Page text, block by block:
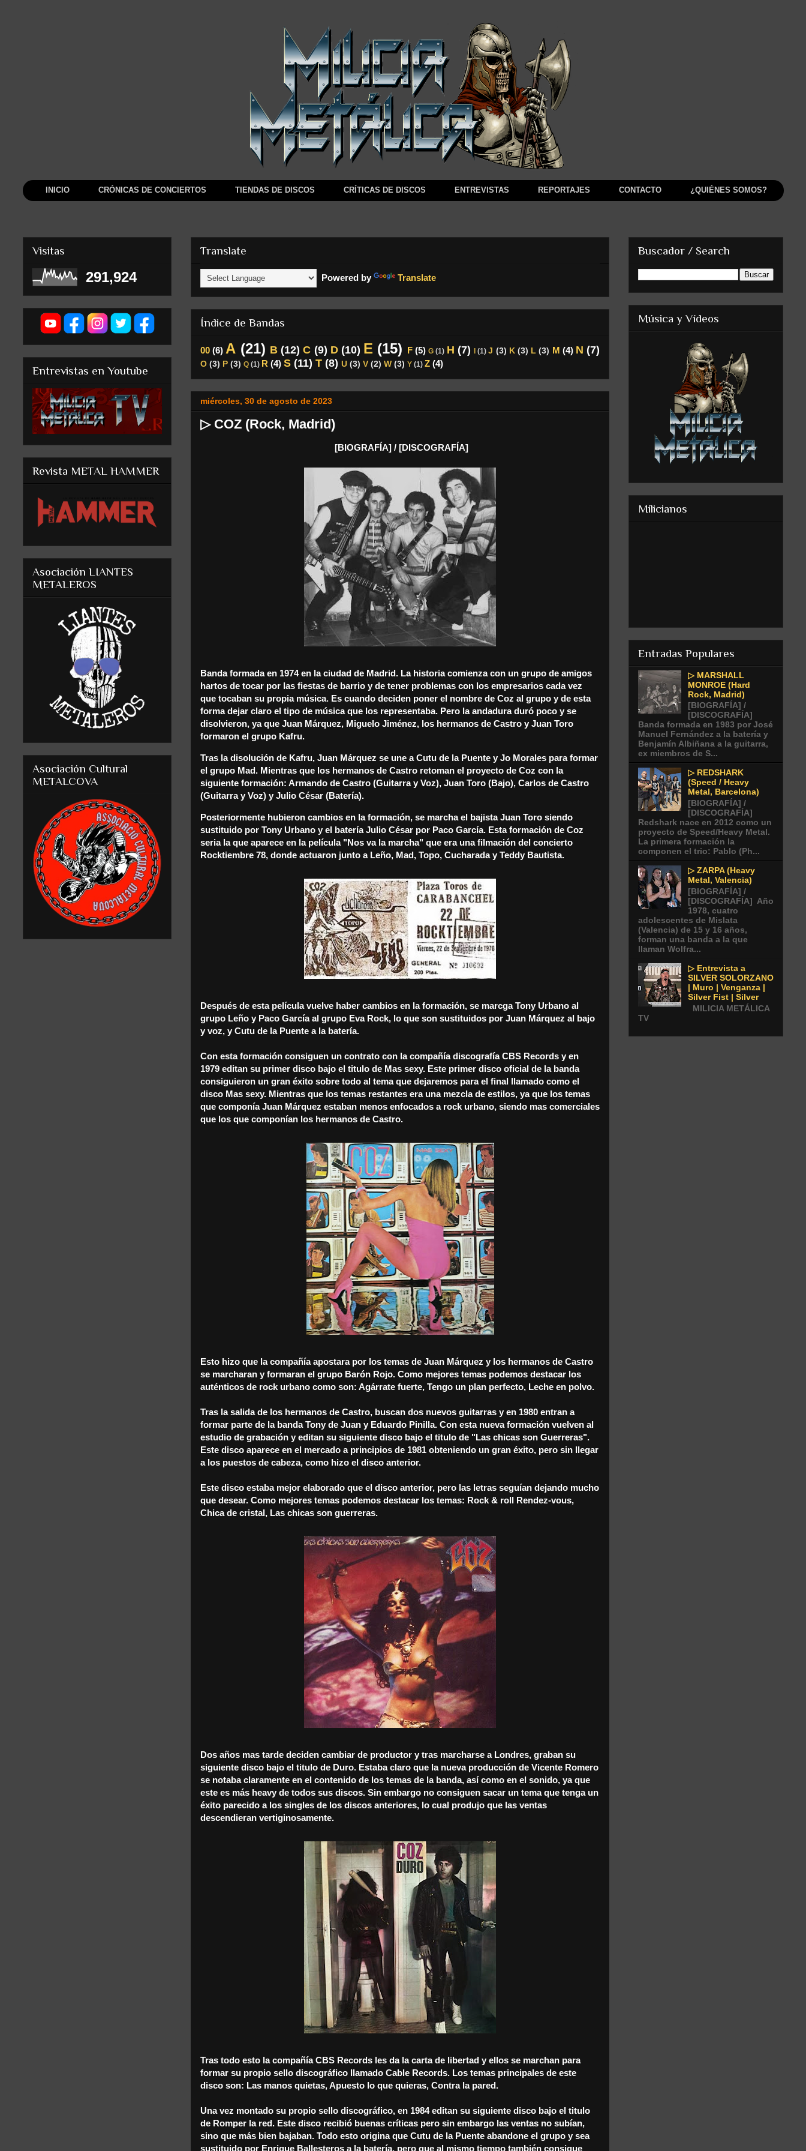
INICIO CRÓNICAS DE CONCIERTOS TIENDAS DE DISCOS CRÍTICAS DE DISCOS ENTREVISTAS REPORTAJES CONTACTO ¿QUIÉNES SOMOS?
Translate
Powered by Translate
Índice de Bandas
00 (6) A (21) B (12) C (9) D (10) E (15) F (5) G (1) H (7) I (1) J (3) K (3) L (3) M (4) N (7)
O (3) P (3) Q (1) R (4) S (11) T (8) U (3) V (2) W (3) Y (1) Z (4)
miércoles, 30 de agosto de 2023
▷ COZ (Rock, Madrid)
[BIOGRAFÍA] / [DISCOGRAFÍA]
Banda formada en 1974 en la ciudad de Madrid. La historia comienza con un grupo de amigos
hartos de tocar por las fiestas de barrio y de tener problemas con los empresarios cada vez
que tocaban su propia música. Es cuando deciden poner el nombre de Coz al grupo y de esta
forma dejar claro el tipo de música que los representaba. Pero la andadura duró poco y se
disolvieron, ya que Juan Márquez, Miguelo Jiménez, los hermanos de Castro y Juan Toro
formaron el grupo Kafru.
Tras la disolución de Kafru, Juan Márquez se une a Cutu de la Puente y Jo Morales para formar
el grupo Mad. Mientras que los hermanos de Castro retoman el proyecto de Coz con la
siguiente formación: Armando de Castro (Guitarra y Voz), Juan Toro (Bajo), Carlos de Castro
(Guitarra y Voz) y Julio César (Batería).
Posteriormente hubieron cambios en la formación, se marcha el bajista Juan Toro siendo
sustituido por Tony Urbano y el batería Julio César por Paco García. Esta formación de Coz
seria la que aparece en la película "Nos va la marcha" que era una filmación del concierto
Rocktiembre 78, donde actuaron junto a Leño, Mad, Topo, Cucharada y Teddy Bautista.
Después de esta película vuelve haber cambios en la formación, se marcga Tony Urbano al
grupo Leño y Paco García al grupo Eva Rock, lo que son sustituidos por Juan Márquez al bajo
y voz, y Cutu de la Puente a la batería.
Con esta formación consiguen un contrato con la compañía discografía CBS Records y en
1979 editan su primer disco bajo el titulo de Mas sexy. Este primer disco oficial de la banda
consiguieron un gran éxito sobre todo al tema que dejaremos para el final llamado como el
disco Mas sexy. Mientras que los temas restantes era una mezcla de estilos, ya que los temas
que componía Juan Márquez estaban menos enfocados a rock urbano, siendo mas comerciales
que los que componían los hermanos de Castro.
Esto hizo que la compañía apostara por los temas de Juan Márquez y los hermanos de Castro
se marcharan y formaran el grupo Barón Rojo. Como mejores temas podemos destacar los
auténticos de rock urbano como son: Agárrate fuerte, Tengo un plan perfecto, Leche en polvo.
Tras la salida de los hermanos de Castro, buscan dos nuevos guitarras y en 1980 entran a
formar parte de la banda Tony de Juan y Eduardo Pinilla. Con esta nueva formación vuelven al
estudio de grabación y editan su siguiente disco bajo el titulo de "Las chicas son Guerreras".
Este disco aparece en el mercado a principios de 1981 obteniendo un gran éxito, pero sin llegar
a los puestos de cabeza, como hizo el disco anterior.
Este disco estaba mejor elaborado que el disco anterior, pero las letras seguían dejando mucho
que desear. Como mejores temas podemos destacar los temas: Rock & roll Rendez-vous,
Chica de cristal, Las chicas son guerreras.
Dos años mas tarde deciden cambiar de productor y tras marcharse a Londres, graban su
siguiente disco bajo el titulo de Duro. Estaba claro que la nueva producción de Vicente Romero
se notaba claramente en el contenido de los temas de la banda, así como en el sonido, ya que
este es más heavy de todos sus discos. Sin embargo no consiguen sacar un tema que tenga un
éxito parecido a los singles de los discos anteriores, lo cual produjo que las ventas
descendieran vertiginosamente.
Tras todo esto la compañía CBS Records les da la carta de libertad y ellos se marchan para
formar su propio sello discográfico llamado Cable Records. Los temas principales de este
disco son: Las manos quietas, Apuesto lo que quieras, Contra la pared.
Una vez montado su propio sello discográfico, en 1984 editan su siguiente disco bajo el titulo
de Romper la red. Este disco recibió buenas críticas pero sin embargo las ventas no subían,
sino que más bien bajaban. Todo esto origina que Cutu de la Puente abandone el grupo y sea
sustituido por Enrique Ballesteros a la batería, pero que al mismo tiempo también consigue
Visitas
291,924
Entrevistas en Youtube
Revista METAL HAMMER
Asociación LIANTES
METALEROS
Asociación Cultural
METALCOVA
Buscador / Search
Música y Vídeos
Milicianos
Entradas Populares
▷ MARSHALL
MONROE (Hard
Rock, Madrid)
[BIOGRAFÍA] /
[DISCOGRAFÍA]
Banda formada en 1983 por José
Manuel Fernández a la batería y
Benjamín Albiñana a la guitarra,
ex miembros de S...
▷ REDSHARK
(Speed / Heavy
Metal, Barcelona)
[BIOGRAFÍA] /
[DISCOGRAFÍA]
Redshark nace en 2012 como un
proyecto de Speed/Heavy Metal.
La primera formación la
componen el trio: Pablo (Ph...
▷ ZARPA (Heavy
Metal, Valencia)
[BIOGRAFÍA] /
[DISCOGRAFÍA] Año
1978, cuatro
adolescentes de Mislata
(Valencia) de 15 y 16 años,
forman una banda a la que
llaman Wolfra...
▷ Entrevista a
SILVER SOLORZANO
| Muro | Venganza |
Silver Fist | Silver
MILICIA METÁLICA
TV